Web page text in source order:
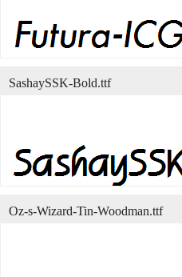
SashaySSK-Bold.ttf
Oz-s-Wizard-Tin-Woodman.ttf